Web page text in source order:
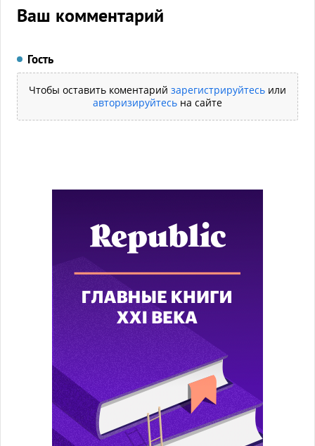
Ваш комментарий
Гость
Чтобы оставить коментарий зарегистрируйтесь или
авторизируйтесь на сайте